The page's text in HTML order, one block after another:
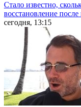
Стало известно,
восстановление
сегодня, 13:15